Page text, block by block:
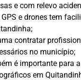
e com relevo
e drones tem
contratar
no município;
é importante para
em